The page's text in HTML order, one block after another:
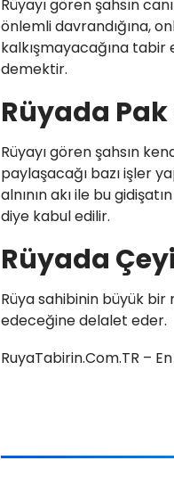
Rüyayı gören şahsın
önlemli davrandığına,
kalkışmayacağına tabir
demektir.
Rüyada
Rüyayı gören şahsın
paylaşacağı bazı işler
alnının akı ile bu
diye kabul edilir.
Rüyada
Rüya sahibinin büyük
edeceğine delalet eder.
RuyaTabirin.Com.TR –